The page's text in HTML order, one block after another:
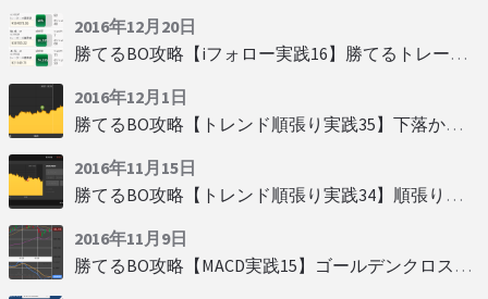
2016年12月20日
勝てるBO攻略【iフォロー実践16】勝てるトレーダーを見抜く
2016年12月1日
勝てるBO攻略【トレンド順張り実践35】下落からの反発を見極める
2016年11月15日
勝てるBO攻略【トレンド順張り実践34】順張りに適した変動
2016年11月9日
勝てるBO攻略【MACD実践15】ゴールデンクロスで勝つ